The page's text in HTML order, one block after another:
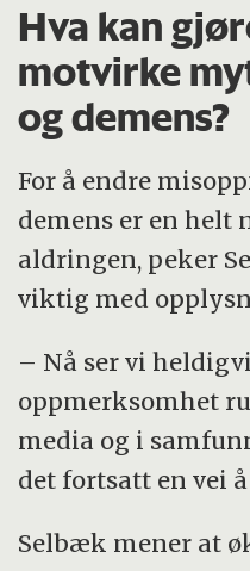
Hva kan
motvirke
og demens?
For å endre
demens er en helt
aldringen, peker
viktig med
– Nå ser vi
oppmerksomhet
media og i
det fortsatt en vei å
Selbæk mener at